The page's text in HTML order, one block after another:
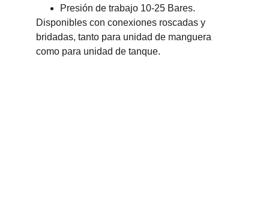
Presión de trabajo 10-25 Bares.
Disponibles con conexiones roscadas y
bridadas, tanto para unidad de manguera
como para unidad de tanque.